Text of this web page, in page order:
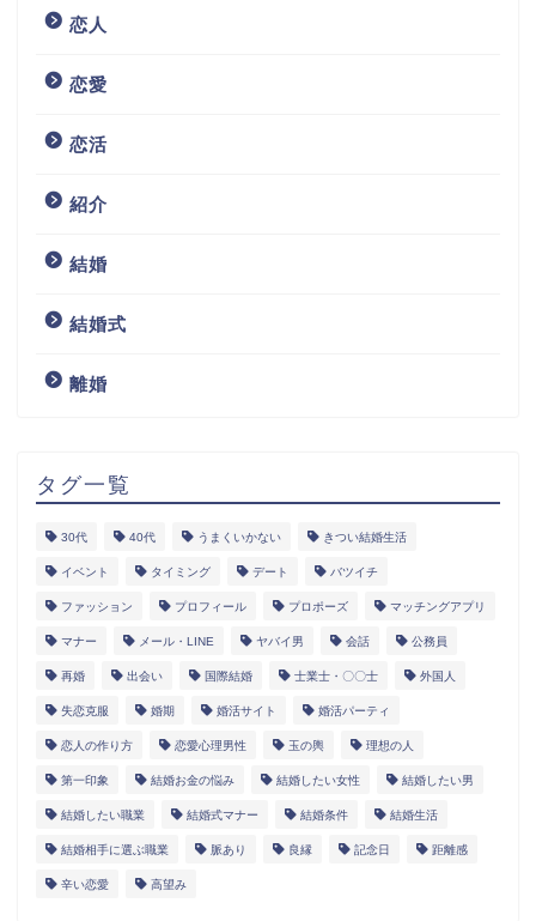
恋人
恋愛
恋活
紹介
結婚
結婚式
離婚
タグ一覧
30代 40代 うまくいかない きつい結婚生活
イベント タイミング デート バツイチ
ファッション プロフィール プロポーズ マッチングアプリ
マナー メール・LINE ヤバイ男 会話 公務員
再婚 出会い 国際結婚 士業士・〇〇士 外国人
失恋克服 婚期 婚活サイト 婚活パーティ
恋人の作り方 恋愛心理男性 玉の輿 理想の人
第一印象 結婚お金の悩み 結婚したい女性 結婚したい男
結婚したい職業 結婚式マナー 結婚条件 結婚生活
結婚相手に選ぶ職業 脈あり 良縁 記念日 距離感
辛い恋愛 高望み